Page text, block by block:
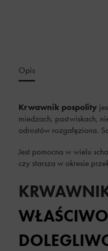
Opis
Krwawnik pospolity
miedzach, pastwiskach,
odrostów rozgałęziona.
Jest pomocna w wielu
czy starsza w okresie